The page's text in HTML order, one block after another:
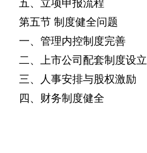
五、立项申报流程
第五节 制度健全问题
一、管理内控制度完善
二、上市公司配套制度设立
三、人事安排与股权激励
四、财务制度健全